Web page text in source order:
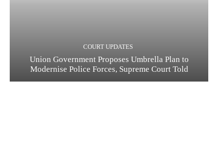
COURT UPDATES
Union Government Proposes Umbrella Plan to
Modernise Police Forces, Supreme Court Told